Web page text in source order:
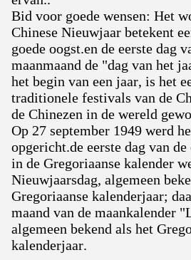
Bid voor goede wensen: Het
Chinese Nieuwjaar betekent
goede oogst.en de eerste dag
maanmaand de "dag van het
het begin van een jaar, is het
traditionele festivals van de
de Chinezen in de wereld
Op 27 september 1949 werd
opgericht.de eerste dag van de
in de Gregoriaanse kalender
Nieuwjaarsdag, algemeen
Gregoriaanse kalenderjaar;
maand van de maankalender
algemeen bekend als het
kalenderjaar.